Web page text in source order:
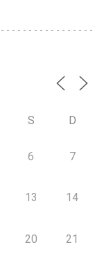
S D
6 7
13 14
20 21